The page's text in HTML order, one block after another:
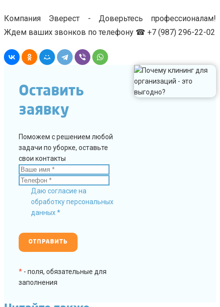
Компания Эверест - Доверьтесь профессионалам!
Ждем ваших звонков по телефону ☎ +7 (987) 296-22-02
Оставить
заявку
Поможем с решением любой
задачи по уборке, оставьте
свои контакты
Даю согласие на
обработку персональных
данных *
* - поля, обязательные для
заполнения